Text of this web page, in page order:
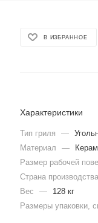
В ИЗБРАННОЕ
Характеристики
Тип гриля —
Материал
—
Размер рабочей
Страна производства
Вес
—
128 кг
Размеры упаковки,